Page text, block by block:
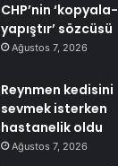
CHP’nin ‘kopyala-
yapıştır’ sözcüsü
Ağustos 7, 2026
Reynmen kedisini
sevmek isterken
hastanelik oldu
Ağustos 7, 2026